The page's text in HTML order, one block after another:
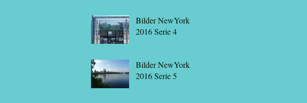
Bilder NewYork
2016 Serie 4
Bilder NewYork
2016 Serie 5